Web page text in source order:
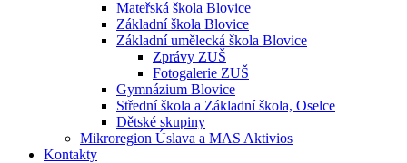
Mateřská škola Blovice
Základní škola Blovice
Základní umělecká škola Blovice
Zprávy ZUŠ
Fotogalerie ZUŠ
Gymnázium Blovice
Střední škola a Základní škola, Oselce
Dětské skupiny
Mikroregion Úslava a MAS Aktivios
Kontakty